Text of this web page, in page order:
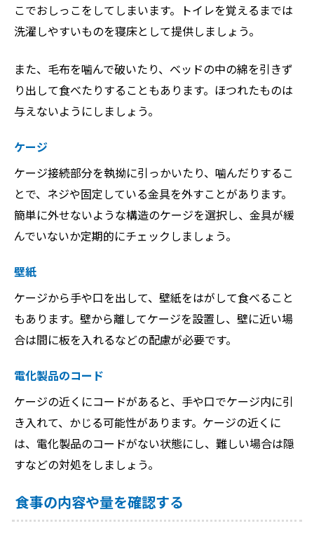
こでおしっこをしてしまいます。トイレを覚えるまでは
洗濯しやすいものを寝床として提供しましょう。
また、毛布を噛んで破いたり、ベッドの中の綿を引きず
り出して食べたりすることもあります。ほつれたものは
与えないようにしましょう。
ケージ
ケージ接続部分を執拗に引っかいたり、噛んだりするこ
とで、ネジや固定している金具を外すことがあります。
簡単に外せないような構造のケージを選択し、金具が緩
んでいないか定期的にチェックしましょう。
壁紙
ケージから手や口を出して、壁紙をはがして食べること
もあります。壁から離してケージを設置し、壁に近い場
合は間に板を入れるなどの配慮が必要です。
電化製品のコード
ケージの近くにコードがあると、手や口でケージ内に引
き入れて、かじる可能性があります。ケージの近くに
は、電化製品のコードがない状態にし、難しい場合は隠
すなどの対処をしましょう。
食事の内容や量を確認する